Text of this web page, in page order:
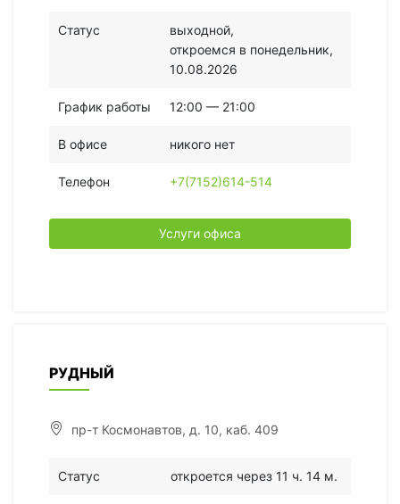
Статус
выходной,
откроемся в понедельник,
10.08.2026
График работы 12:00 — 21:00
В офисе никого нет
Телефон +7(7152)614-514
Услуги офиса
РУДНЫЙ
пр-т Космонавтов, д. 10, каб. 409
Статус откроется через 11 ч. 14 м.